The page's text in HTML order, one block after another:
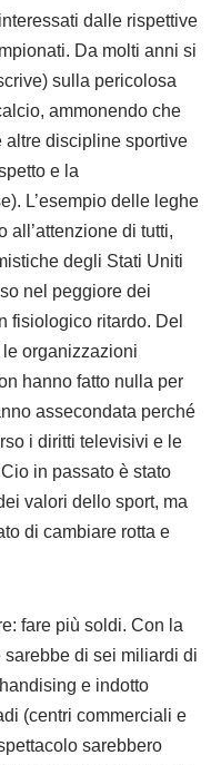
dalle rispettive
Da molti anni si
sulla pericolosa
ammonendo che
altre discipline sportive
e la
L’esempio delle leghe
all’attenzione di tutti,
degli Stati Uniti
nel peggiore dei
fisiologico ritardo. Del
le organizzazioni
hanno fatto nulla per
assecondata perché
i diritti televisivi e le
in passato è stato
valori dello sport, ma
di cambiare rotta e
fare più soldi. Con la
sarebbe di sei miliardi di
e indotto
(centri commerciali e
sarebbero